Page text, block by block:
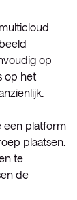
op
op het
een platform
plaatsen.
te
de